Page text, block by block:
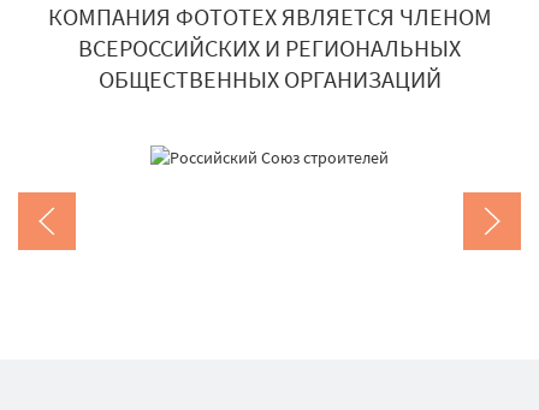
КОМПАНИЯ ФОТОТЕХ ЯВЛЯЕТСЯ ЧЛЕНОМ
ВСЕРОССИЙСКИХ И РЕГИОНАЛЬНЫХ
ОБЩЕСТВЕННЫХ ОРГАНИЗАЦИЙ